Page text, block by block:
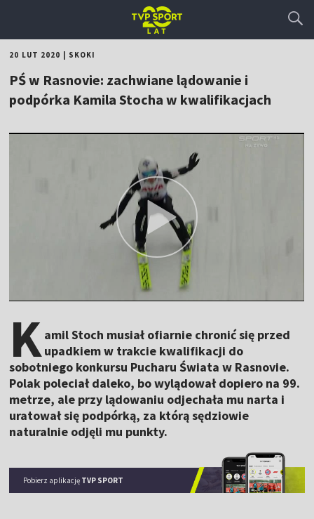
20 LUT 2020 SKOKI
PŚ w Rasnovie: zachwiane lądowanie i
podpórka Kamila Stocha w kwalifikacjach
Kamil Stoch musiał ofiarnie chronić się przed
upadkiem w trakcie kwalifikacji do
sobotniego konkursu Pucharu Świata w Rasnovie.
Polak poleciał daleko, bo wylądował dopiero na 99.
metrze, ale przy lądowaniu odjechała mu narta i
uratował się podpórką, za którą sędziowie
naturalnie odjęli mu punkty.
Pobierz aplikację TVP SPORT